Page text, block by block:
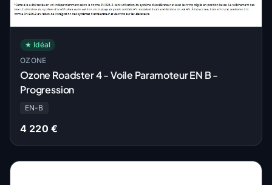
★ Idéal
OZONE
Ozone Roadster 4 - Voile Paramoteur EN B -
Progression
EN-B
4 220 €